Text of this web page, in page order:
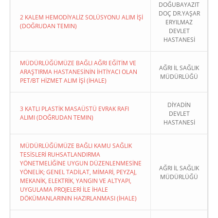
2 KALEM HEMODİYALİZ SOLÜSYONU ALIM İŞİ
(DOĞRUDAN TEMIN)
DOĞUBAYAZIT
DOÇ DR.YAŞAR
ERYILMAZ
DEVLET
HASTANESİ
MÜDÜRLÜĞÜMÜZE BAĞLI AĞRI EĞİTİM VE
ARAŞTIRMA HASTANESİNİN İHTİYACI OLAN
PET/BT HİZMET ALIM İŞİ (İHALE)
AĞRI İL SAĞLIK
MÜDÜRLÜĞÜ
3 KATLI PLASTİK MASAÜSTÜ EVRAK RAFI
ALIMI (DOĞRUDAN TEMIN)
DİYADİN
DEVLET
HASTANESİ
MÜDÜRLÜĞÜMÜZE BAĞLI KAMU SAĞLIK
TESİSLERİ RUHSATLANDIRMA
YÖNETMELİĞİNE UYGUN DÜZENLENMESİNE
YÖNELİK; GENEL TADİLAT, MİMARİ, PEYZAJ,
MEKANİK, ELEKTRİK, YANGIN VE ALTYAPI,
UYGULAMA PROJELERİ İLE İHALE
DÖKÜMANLARININ HAZIRLANMASI (İHALE)
AĞRI İL SAĞLIK
MÜDÜRLÜĞÜ